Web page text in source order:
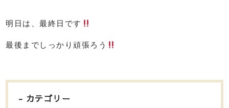
明日は、最終日です
最後までしっかり頑張ろう
カテゴリー